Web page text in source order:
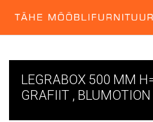
LEGRABOX 500 MM
GRAFIIT , BLUMOTION